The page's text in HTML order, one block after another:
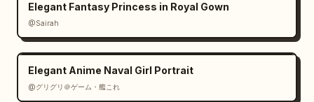
Elegant Fantasy Princess in Royal Gown
@Sairah
Elegant Anime Naval Girl Portrait
@グリグリ＠ゲーム・艦これ